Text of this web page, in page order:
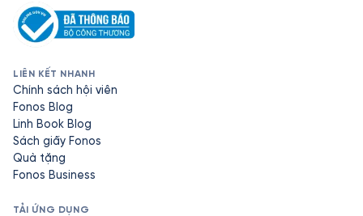
LIÊN KẾT NHANH
Chính sách hội viên
Fonos Blog
Linh Book Blog
Sách giấy Fonos
Quà tặng
Fonos Business
TẢI ỨNG DỤNG